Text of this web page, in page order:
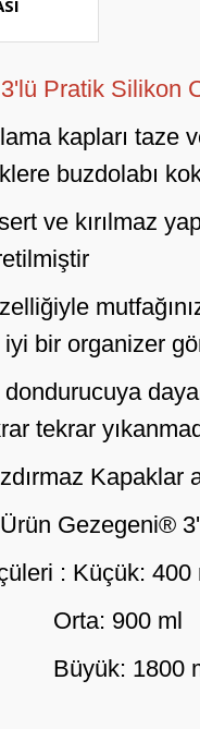
Pratik Silikon
kapları taze
buzdolabı
ve kırılmaz
bir organizer
dondurucuya
tekrar
Gezegeni®
: Küçük: 400
ml
1800